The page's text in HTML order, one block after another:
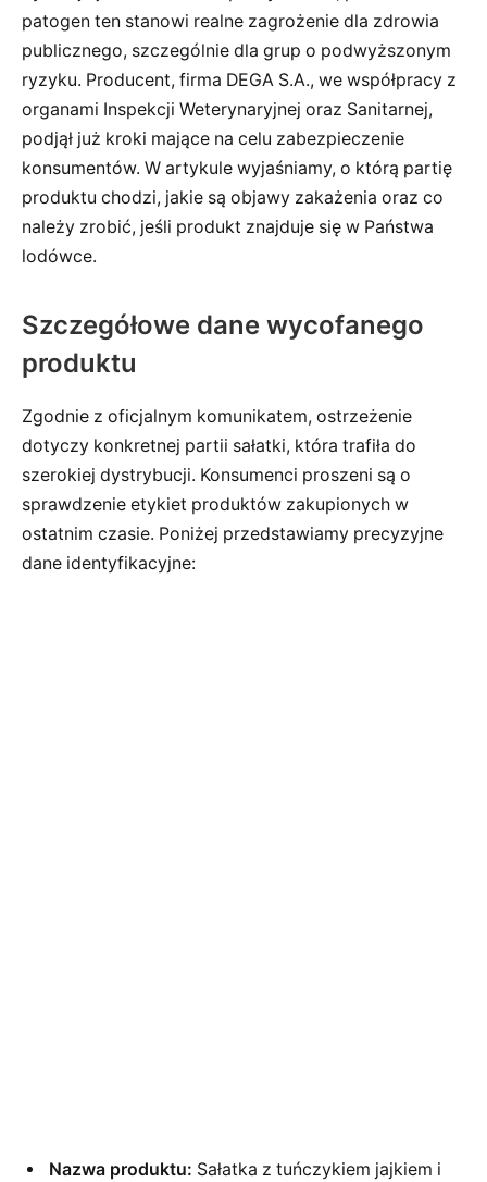
patogen ten stanowi realne zagrożenie dla zdrowia
publicznego, szczególnie dla grup o podwyższonym
ryzyku. Producent, firma DEGA S.A., we współpracy z
organami Inspekcji Weterynaryjnej oraz Sanitarnej,
podjął już kroki mające na celu zabezpieczenie
konsumentów. W artykule wyjaśniamy, o którą partię
produktu chodzi, jakie są objawy zakażenia oraz co
należy zrobić, jeśli produkt znajduje się w Państwa
lodówce.
Szczegółowe dane wycofanego
produktu
Zgodnie z oficjalnym komunikatem, ostrzeżenie
dotyczy konkretnej partii sałatki, która trafiła do
szerokiej dystrybucji. Konsumenci proszeni są o
sprawdzenie etykiet produktów zakupionych w
ostatnim czasie. Poniżej przedstawiamy precyzyjne
dane identyfikacyjne:
Nazwa produktu: Sałatka z tuńczykiem jajkiem i